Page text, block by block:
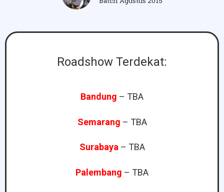
Roadshow Terdekat:
Bandung – TBA
Semarang – TBA
Surabaya – TBA
Palembang – TBA